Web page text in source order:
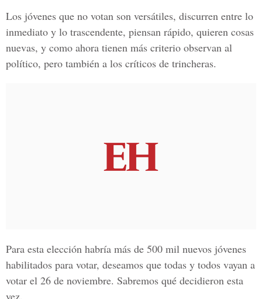
Los jóvenes que no votan son versátiles, discurren entre lo
inmediato y lo trascendente, piensan rápido, quieren cosas
nuevas, y como ahora tienen más criterio observan al
político, pero también a los críticos de trincheras.
Para esta elección habría más de 500 mil nuevos jóvenes
habilitados para votar, deseamos que todas y todos vayan a
votar el 26 de noviembre. Sabremos qué decidieron esta
vez.